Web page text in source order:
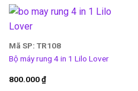
Mã SP: TR108
Bộ máy rung 4 in 1 Lilo Lover
800.000₫